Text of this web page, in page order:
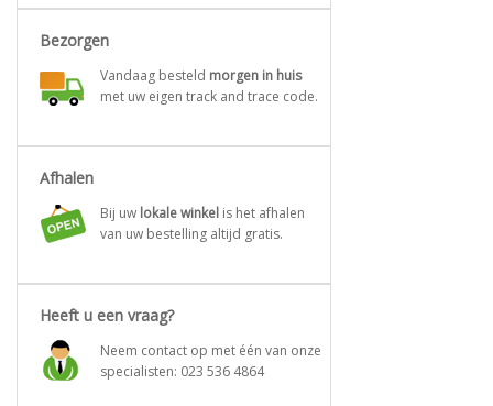
Bezorgen
Vandaag besteld morgen in huis
met uw eigen track and trace code.
Afhalen
Bij uw lokale winkel is het afhalen
van uw bestelling altijd gratis.
Heeft u een vraag?
Neem contact op met één van onze
specialisten: 023 536 4864